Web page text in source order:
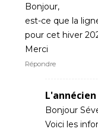
Bonjour,
est-ce que la
pour cet hiver
Merci
Répondre
L'annécien
Bonjour
Voici les